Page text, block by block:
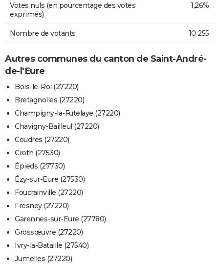
Votes nuls (en pourcentage des votes
exprimés)
1,26%
Nombre de votants 10 255
Autres communes du canton de Saint-André-
de-l'Eure
Bois-le-Roi (27220)
Bretagnolles (27220)
Champigny-la-Futelaye (27220)
Chavigny-Bailleul (27220)
Coudres (27220)
Croth (27530)
Épieds (27730)
Ézy-sur-Eure (27530)
Foucrainville (27220)
Fresney (27220)
Garennes-sur-Eure (27780)
Grossœuvre (27220)
Ivry-la-Bataille (27540)
Jumelles (27220)